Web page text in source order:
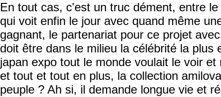
En tout cas, c'est un truc dément, entre
qui voit enfin le jour avec quand même
gagnant, le partenariat pour ce projet
doit être dans le milieu la célébrité la plus
japan expo tout le monde voulait le voir
et tout et tout en plus, la collection
peuple ? Ah si, il demande longue vie et